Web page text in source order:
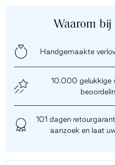
Waarom bij
Handgemaakte
10.000 gelukkige
101 dagen
aanzoek en laat